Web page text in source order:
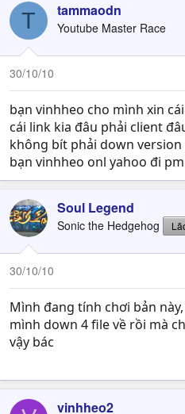
T tammaodn
Youtube Master Race
30/10/10
bạn vinhheo cho mình xin
cái link kia đâu phải client
không bít phải down version
bạn vinhheo onl yahoo đi
Soul Legend
Sonic the Hedgehog
30/10/10
Mình đang tính chơi bản
mình down 4 file về rồi mà
vậy bác
vinhheo2